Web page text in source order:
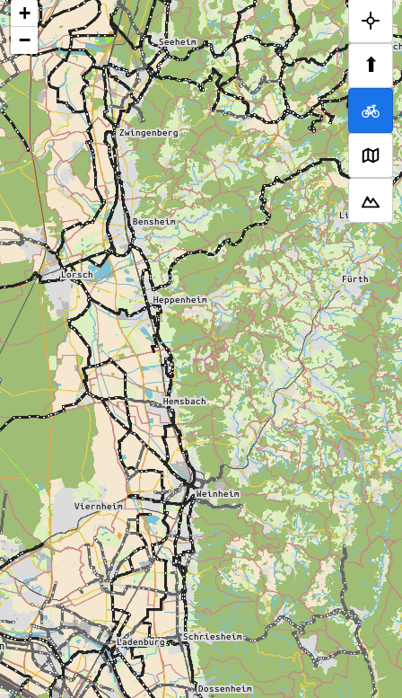
⬆
+
−